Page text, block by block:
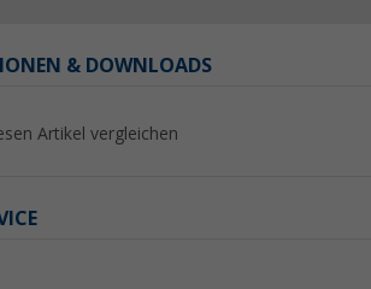
& DOWNLOADS
Artikel vergleichen